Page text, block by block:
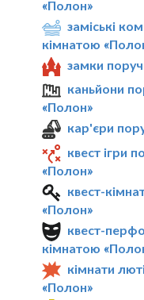
«Полон»
заміські
кімнатою
замки
каньйони
«Полон»
кар'єри
квест ігри
«Полон»
квест-
«Полон»
квест-
кімнатою
кімнати
«Полон»